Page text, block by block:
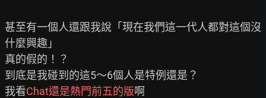
甚至有一個人還跟我說「現在我們這一代人都對這個沒
什麼興趣」
真的假的！？
到底是我碰到的這5～6個人是特例還是？
我看Chat還是熱門前五的版啊